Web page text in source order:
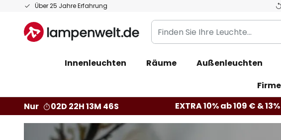
Über 25 Jahre Erfahrung
Zum
springen
Finden
Sie
Leuchte...
Innenleuchten Räume Außenleuchten
Nur
02D 22H 13M 44S EXTRA 10% ab 109 € &